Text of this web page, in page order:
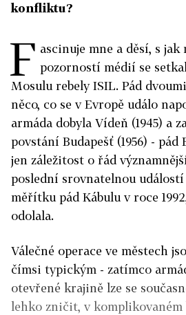
konfliktu?
F ascinuje mne a děsí, s
pozorností médií se
Mosulu rebely ISIL. Pád
něco, co se v Evropě událo
armáda dobyla Vídeň (1945) a
povstání Budapešť (1956) - pád
jen záležitost o řád
poslední srovnatelnou událostí
měřítku pád Kábulu v roce
odolala.
Válečné operace ve městech
čímsi typickým - zatímco
otevřené krajině lze se
lehko zničit, v